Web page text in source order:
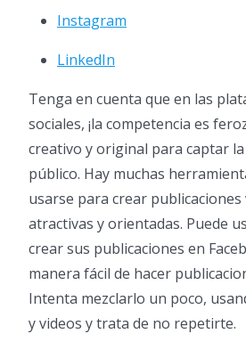
Instagram
LinkedIn
Tenga en cuenta que en las
sociales, ¡la competencia es
creativo y original para captar
público. Hay muchas
usarse para crear
atractivas y orientadas. Puede
crear sus publicaciones en
manera fácil de hacer
Intenta mezclarlo un poco,
y videos y trata de no repetirte.